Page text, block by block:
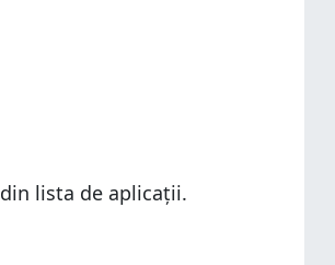
din lista de aplicații.